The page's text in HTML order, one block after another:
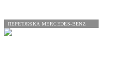
ПЕРЕТЯЖКА MERCEDES-BENZ